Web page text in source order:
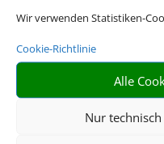
Wir verwenden Statistiken-
Cookie-Richtlinie
Alle
Nur